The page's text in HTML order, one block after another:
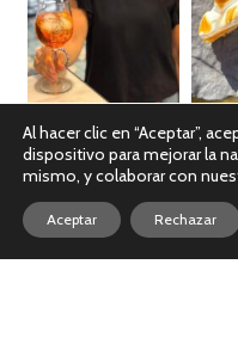
Al hacer clic en “Aceptar”,
dispositivo para mejorar la
mismo, y colaborar con
Aceptar Rechazar